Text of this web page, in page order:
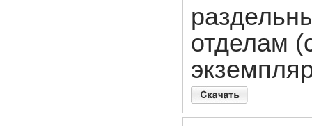
отделам